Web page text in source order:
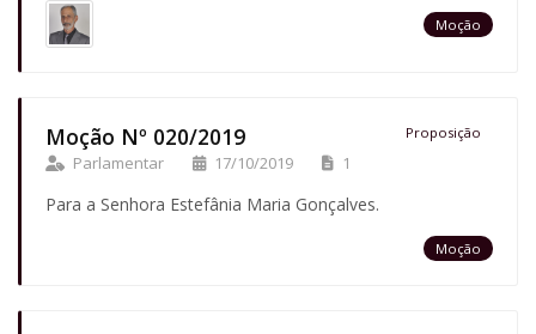
Moção
Moção Nº 020/2019 Proposição
Parlamentar 17/10/2019 1
Para a Senhora Estefânia Maria Gonçalves.
Moção